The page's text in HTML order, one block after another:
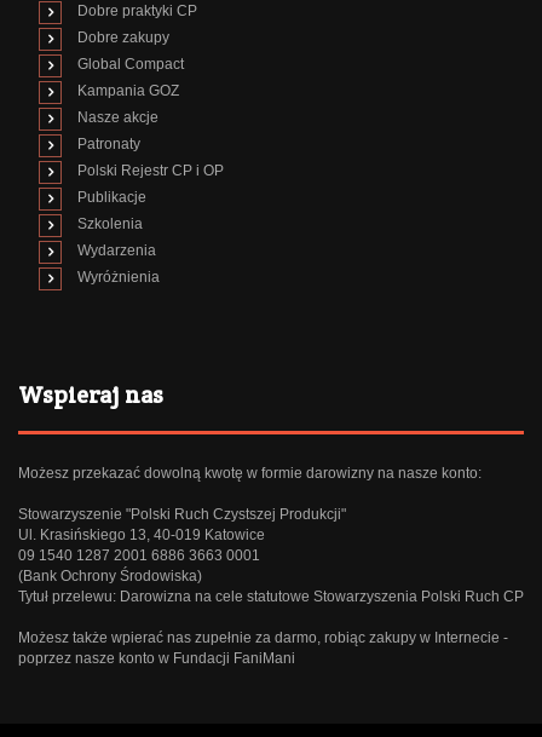
Dobre praktyki CP
Dobre zakupy
Global Compact
Kampania GOZ
Nasze akcje
Patronaty
Polski Rejestr CP i OP
Publikacje
Szkolenia
Wydarzenia
Wyróżnienia
Wspieraj nas
Możesz przekazać dowolną kwotę w formie darowizny na nasze konto:
Stowarzyszenie "Polski Ruch Czystszej Produkcji"
Ul. Krasińskiego 13, 40-019 Katowice
09 1540 1287 2001 6886 3663 0001
(Bank Ochrony Środowiska)
Tytuł przelewu: Darowizna na cele statutowe Stowarzyszenia Polski Ruch CP
Możesz także wpierać nas zupełnie za darmo, robiąc zakupy w Internecie -
poprzez nasze konto w Fundacji FaniMani